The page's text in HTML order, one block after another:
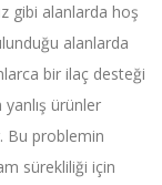
gibi alanlarda hoş
alanlarda
bir ilaç desteği
yanlış ürünler
Bu problemin
sürekliliği için